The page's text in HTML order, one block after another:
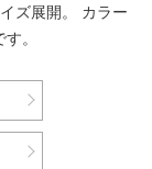
ズ展開。
カラー
。